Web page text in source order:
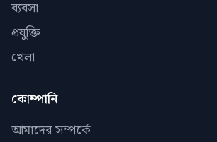
ব্যবসা
প্রযুক্তি
খেলা
কোম্পানি
আমাদের সম্পর্কে